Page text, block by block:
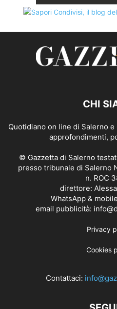
CHI
Quotidiano on line di Salerno
approfondimenti,
© Gazzetta di Salerno
presso tribunale di Salerno
n. ROC
direttore:
WhatsApp &
email pubblicità:
Privacy
Cookies
Contattaci: